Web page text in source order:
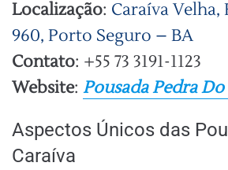
Localização: Caraíva Velha,
960, Porto Seguro – BA
Contato: +55 73 3191-1123
Website: Pousada Pedra
Aspectos Únicos das
Caraíva